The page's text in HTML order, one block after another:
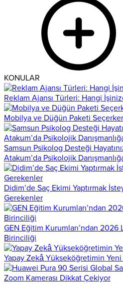
KONULAR
Reklam Ajansı Türleri: Hangi
Mobilya ve Düğün Paketi
Samsun Psikolog Desteği
Atakum’da Psikolojik
Didim’de Saç Ekimi Yaptırmak
Gerekenler
GEN Eğitim Kurumları’ndan 2026
Birinciliği
Yapay Zekâ Yükseköğretimin